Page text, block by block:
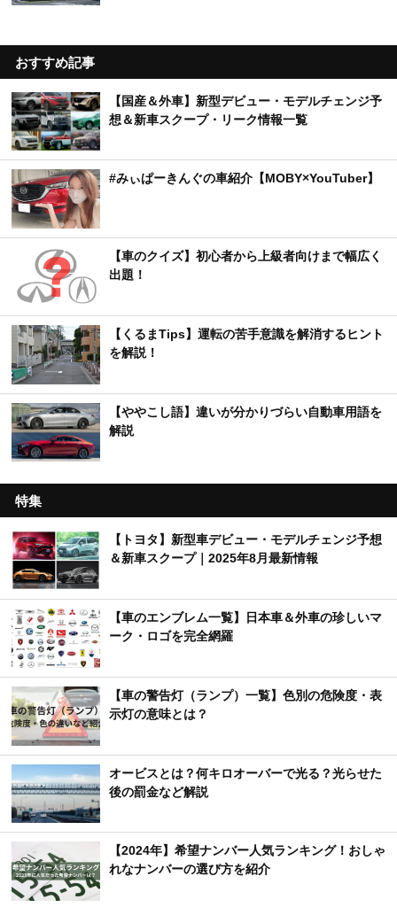
おすすめ記事
【国産＆外車】新型デビュー・モデルチェンジ予
想＆新車スクープ・リーク情報一覧
#みぃぱーきんぐの車紹介【MOBY×YouTuber】
【車のクイズ】初心者から上級者向けまで幅広く
出題！
【くるまTips】運転の苦手意識を解消するヒント
を解説！
【ややこし語】違いが分かりづらい自動車用語を
解説
特集
【トヨタ】新型車デビュー・モデルチェンジ予想
＆新車スクープ｜2025年8月最新情報
【車のエンブレム一覧】日本車＆外車の珍しいマ
ーク・ロゴを完全網羅
【車の警告灯（ランプ）一覧】色別の危険度・表
示灯の意味とは？
オービスとは？何キロオーバーで光る？光らせた
後の罰金など解説
【2024年】希望ナンバー人気ランキング！おしゃ
れなナンバーの選び方を紹介